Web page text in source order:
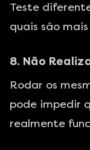
Teste
quais são
8. Não
Rodar os
pode impedir
realmente